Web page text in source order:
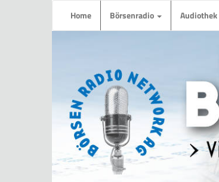
Home Börsenradio Audiothek